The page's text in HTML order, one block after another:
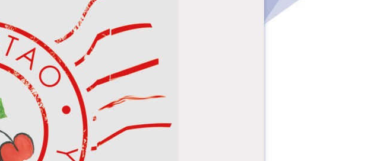
的由来、物候特征、
课程内容：本次课堂